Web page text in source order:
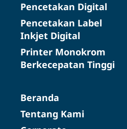
Pencetakan Digital
Pencetakan Label
Inkjet Digital
Printer Monokrom
Berkecepatan Tinggi
Beranda
Tentang Kami